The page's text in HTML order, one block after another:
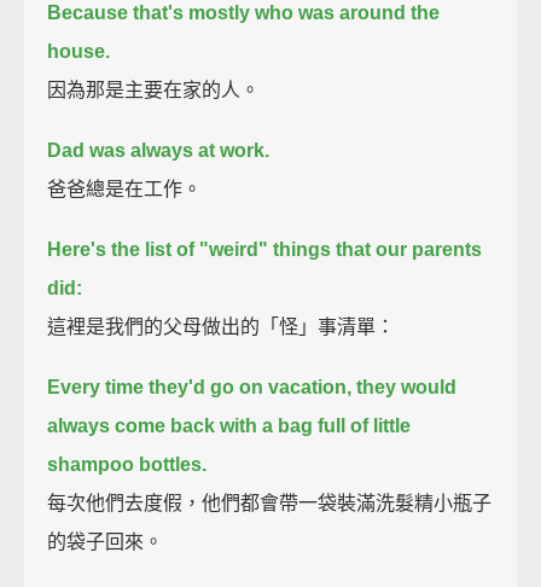
Because that's mostly who was around the
house.
因為那是主要在家的人。
Dad was always at work.
爸爸總是在工作。
Here's the list of "weird" things that our parents
did:
這裡是我們的父母做出的「怪」事清單：
Every time they'd go on vacation, they would
always come back with a bag full of little
shampoo bottles.
每次他們去度假，他們都會帶一袋裝滿洗髮精小瓶子
的袋子回來。